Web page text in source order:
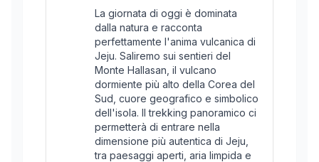
La giornata di oggi è dominata
dalla natura e racconta
perfettamente l'anima vulcanica di
Jeju. Saliremo sui sentieri del
Monte Hallasan, il vulcano
dormiente più alto della Corea del
Sud, cuore geografico e simbolico
dell'isola. Il trekking panoramico ci
permetterà di entrare nella
dimensione più autentica di Jeju,
tra paesaggi aperti, aria limpida e